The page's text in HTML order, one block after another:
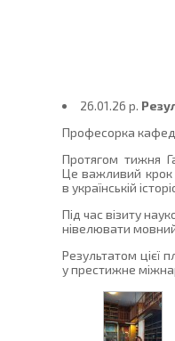
26.01.26 p.
Професорка
Протягом тижня
Це важливий крок
в українській
Під час візиту
нівелювати
Результатом цієї
у престижне